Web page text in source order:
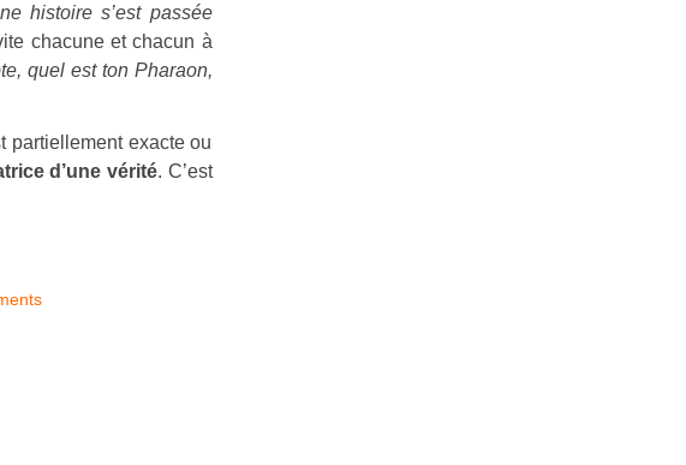
histoire s’est passée
chacune et chacun à
quel est ton Pharaon,
partiellement exacte ou
d’une vérité. C’est